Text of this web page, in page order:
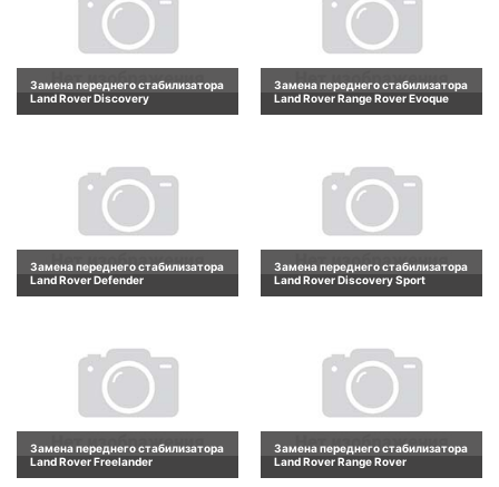
Замена переднего стабилизатора
Land Rover Discovery
Замена переднего стабилизатора
Land Rover Range Rover Evoque
Замена переднего стабилизатора
Land Rover Defender
Замена переднего стабилизатора
Land Rover Discovery Sport
Замена переднего стабилизатора
Land Rover Freelander
Замена переднего стабилизатора
Land Rover Range Rover